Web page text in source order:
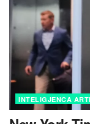
INTELIGJENCA